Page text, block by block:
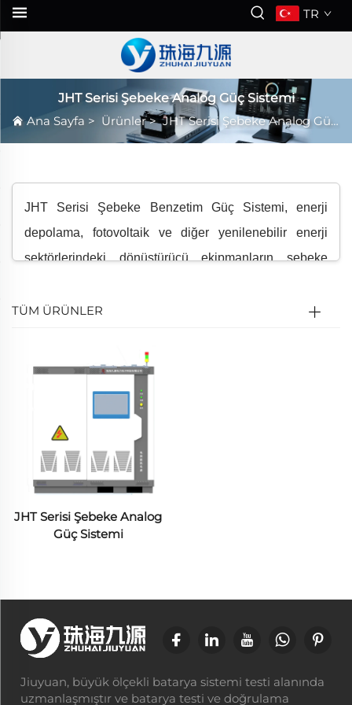
TR
JHT Serisi Şebeke Analog Güç Sistemi
Ana Sayfa > Ürünler>JHT Serisi Şebeke Analog Güç Sistemi
JHT Serisi Şebeke Benzetim Güç Sistemi, enerji
depolama, fotovoltaik ve diğer yenilenebilir enerji
sektörlerindeki dönüştürücü ekipmanların şebeke
dinamik (1ms tepki süresi) ve tam donanımlı bir
teknolojisinden faydalanarak dört kadranlı çalışma (çift
"aşırı zorlu" koşullara kadar şebeke karakteristiklerini
simüle edebilir.
TÜM ÜRÜNLER
JHT Serisi Şebeke Analog
Güç Sistemi
Jiuyuan, büyük ölçekli batarya sistemi testi alanında
uzmanlaşmıştır ve batarya testi ve doğrulama